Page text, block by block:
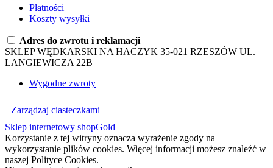
Płatności
Koszty wysyłki
Adres do zwrotu i reklamacji
SKLEP WĘDKARSKI NA HACZYK 35-021 RZESZÓW UL.
LANGIEWICZA 22B
Wygodne zwroty
Zarządzaj ciasteczkami
Sklep internetowy shopGold
Korzystanie z tej witryny oznacza wyrażenie zgody na
wykorzystanie plików cookies. Więcej informacji możesz znaleźć w
naszej Polityce Cookies.